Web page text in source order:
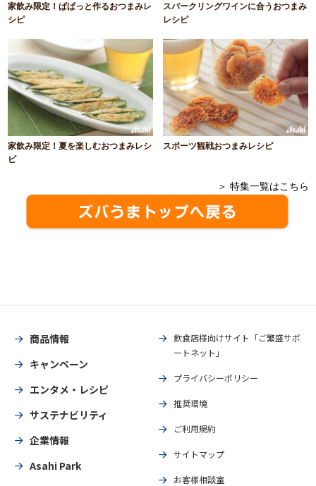
家飲み限定！ぱぱっと作るおつまみレ
シピ
スパークリングワインに合うおつまみ
レシピ
家飲み限定！夏を楽しむおつまみレシ
ピ
スポーツ観戦おつまみレシピ
＞ 特集一覧はこちら
商品情報
キャンペーン
エンタメ・レシピ
サステナビリティ
企業情報
Asahi Park
飲食店様向けサイト「ご繁盛サポ
ートネット」
プライバシーポリシー
推奨環境
ご利用規約
サイトマップ
お客様相談室